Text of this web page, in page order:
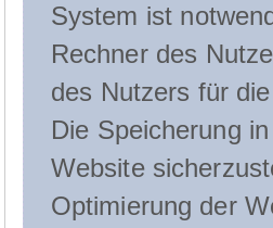
System ist
Rechner des
des Nutzers für
Die Speicherung
Website
Optimierung der